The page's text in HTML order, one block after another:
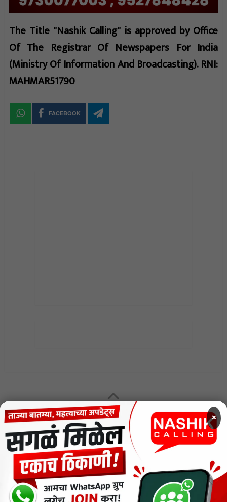
The Title "Nashik Calling" is approved by Office
Of The Registrar Of Newspapers For India
(Ministry Of Information And Broadcasting). RNI:
MAHMAR51790
FACEBOOK
MENU
CODE OF ETHICS FOR DIGITAL NEWS WEBSITES
Contact Us
Privacy Policy
×